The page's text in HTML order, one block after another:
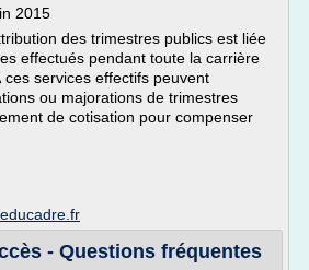
2015
des trimestres publics est liée
effectués pendant toute la carrière
services effectifs peuvent
ou majorations de trimestres
de cotisation pour compenser
- Questions fréquentes